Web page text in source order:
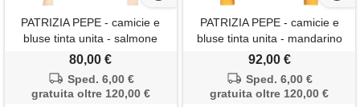
PATRIZIA PEPE - camicie e
bluse tinta unita - salmone
80,00 €
Sped. 6,00 €
gratuita oltre 120,00 €
PATRIZIA PEPE - camicie e
bluse tinta unita - mandarino
92,00 €
Sped. 6,00 €
gratuita oltre 120,00 €